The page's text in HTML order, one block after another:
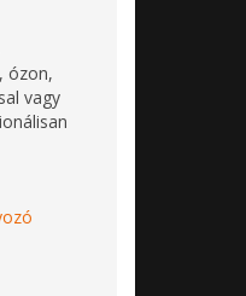
ózon,
vagy